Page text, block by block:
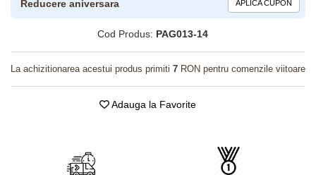
Reducere aniversara APLICA CUPON
Cod Produs: PAG013-14
La achizitionarea acestui produs primiti 7 RON pentru comenzile viitoare
Adauga la Favorite